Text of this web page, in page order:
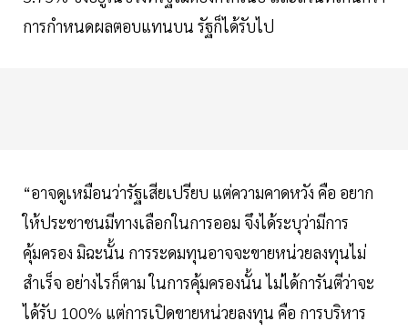
การกำหนดผลตอบแทนบน รัฐก็ได้รับไป
“อาจดูเหมือนว่ารัฐเสียเปรียบ แต่ความคาดหวัง คือ อยาก
ให้ประชาชนมีทางเลือกในการออม จึงได้ระบุว่ามีการ
คุ้มครอง มิฉะนั้น การระดมทุนอาจจะขายหน่วยลงทุนไม่
สำเร็จ อย่างไรก็ตาม ในการคุ้มครองนั้น ไม่ได้การันตีว่าจะ
ได้รับ 100% แต่การเปิดขายหน่วยลงทุน คือ การบริหาร